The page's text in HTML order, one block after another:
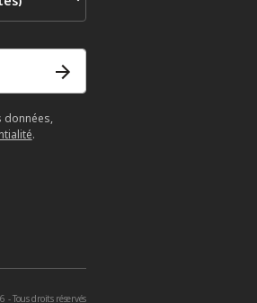
données,
.
- Tous droits réservés